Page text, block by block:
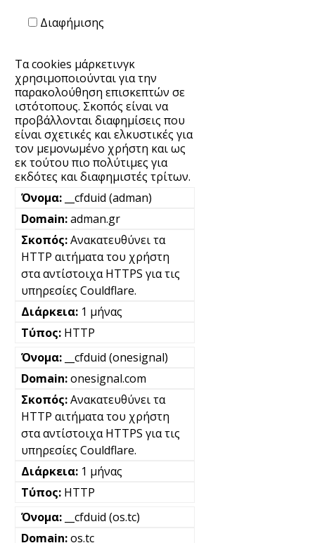
Διαφήμισης
Τα cookies μάρκετινγκ
χρησιμοποιούνται για την
παρακολούθηση επισκεπτών σε
ιστότοπους. Σκοπός είναι να
προβάλλονται διαφημίσεις που
είναι σχετικές και ελκυστικές για
τον μεμονωμένο χρήστη και ως
εκ τούτου πιο πολύτιμες για
εκδότες και διαφημιστές τρίτων.
__cfduid (adman)
adman.gr
Ανακατευθύνει τα
HTTP αιτήματα του χρήστη
στα αντίστοιχα HTTPS για τις
υπηρεσίες Couldflare.
1 μήνας
HTTP
__cfduid (onesignal)
onesignal.com
Ανακατευθύνει τα
HTTP αιτήματα του χρήστη
στα αντίστοιχα HTTPS για τις
υπηρεσίες Couldflare.
1 μήνας
HTTP
__cfduid (os.tc)
os.tc